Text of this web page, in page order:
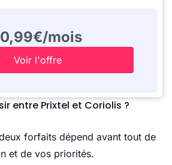
mois
Voir l'offre
entre Prixtel et Coriolis ?
forfaits dépend avant tout de
et de vos priorités.